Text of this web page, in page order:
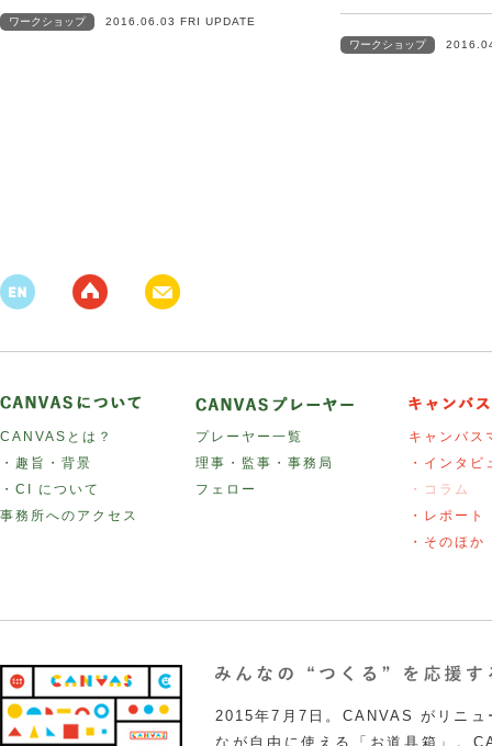
ワークショップ 2016.06.03 FRI UPDATE
ワークショップ
CANVASとは？
・趣旨・背景
・CI について
事務所へのアクセス
プレーヤー一覧
理事・監事・事務局
フェロー
キャンバス
・インタビ
・コラム
・レポート
・そのほか
2015年7月7日。CANVAS がリニュ
なが自由に使える「お道具箱」。